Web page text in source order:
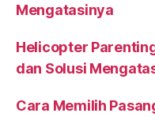
Mengatasinya
Helicopter
dan Solusi
Cara Memilih